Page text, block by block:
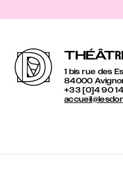
THÉÂTR
1 bis rue des
84000
+33 [0]4 90